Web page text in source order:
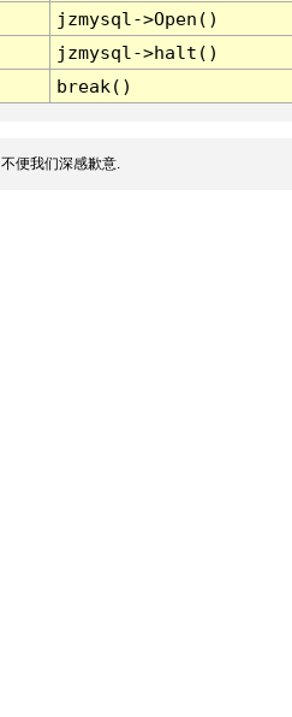
jzmysql->Open()
jzmysql->halt()
break()
便我们深感歉意.